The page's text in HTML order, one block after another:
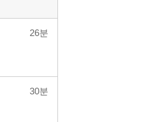
26분
30분